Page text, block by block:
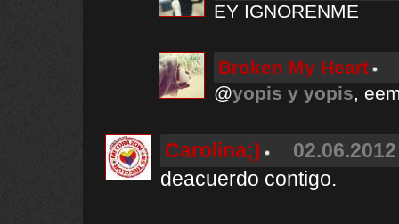
EY IGNORENME
Broken My Heart
@yopis y yopis,
Carolina;)
deacuerdo contigo.